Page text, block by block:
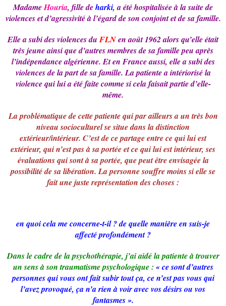
MadameHouria, fille deharki, a été hospitalisée à la suite de
violences et d’agressivité à l’égard de son conjoint et de sa famille.
Elle a subi des violences duFLNen août 1962 alors qu’elle était
très jeune ainsi que d’autres membres de sa famille peu après
l’indépendance algérienne. Et en France aussi, elle a subi des
violences de la part de sa famille. La patiente a intériorisé la
violence qui lui a été faite comme si cela faisait partie d’elle-
même.
La problématique de cette patiente qui par ailleurs a un très bon
niveau socioculturel se situe dans la distinction
extérieur/intérieur. C’est de ce partage entre ce qui lui est
extérieur, qui n’est pas à sa portée et ce qui lui est intérieur, ses
évaluations qui sont à sa portée, que peut être envisagée la
possibilité de sa libération. La personne souffre moins si elle se
fait une juste représentation des choses :
en quoi cela me concerne-t-il ? de quelle manière en suis-je
affecté profondément ?
Dans le cadre de la psychothérapie, j’ai aidé la patiente à trouver
un sens à son traumatisme psychologique : « ce sont d’autres
personnes qui vous ont fait subir tout ça, ce n’est pas vous qui
l’avez provoqué, ça n’a rien à voir avec vos désirs ou vos
fantasmes ».